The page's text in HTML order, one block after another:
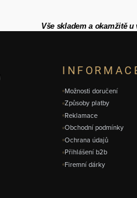
Vše skladem a okamžitě u
Možnosti doručení
Způsoby platby
Reklamace
Obchodní podmínky
Ochrana údajů
Přihlášení b2b
Firemní dárky